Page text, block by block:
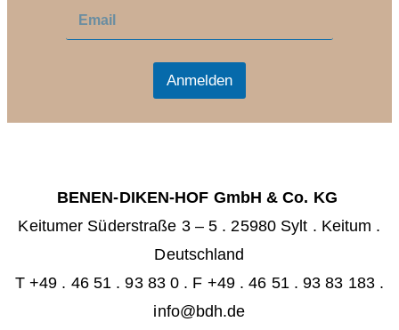
a
Anmelden
BENEN-DIKEN-HOF GmbH & Co. KG
Keitumer Süderstraße 3 – 5 .25980 Sylt . Keitum .
Deutschland
T +49 . 46 51 . 93 83 0 . F +49 . 46 51 . 93 83 183 .
info@bdh.de